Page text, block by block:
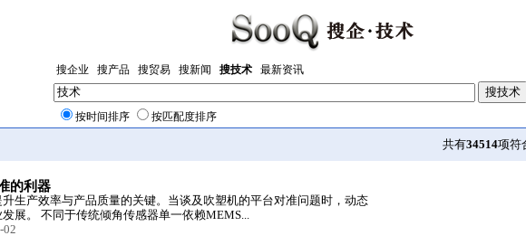
搜企业 搜产品 搜贸易 搜新闻 搜技术 最新资讯
按时间排序 按匹配度排序
共有34514项符
的利器
生产效率与产品质量的关键。当谈及吹塑机的平台对准问题时，动态
展。 不同于传统倾角传感器单一依赖MEMS...
02